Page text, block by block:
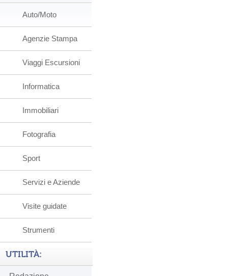
Auto/Moto
Agenzie Stampa
Viaggi Escursioni
Informatica
Immobiliari
Fotografia
Sport
Servizi e Aziende
Visite guidate
Strumenti
UTILITÀ: